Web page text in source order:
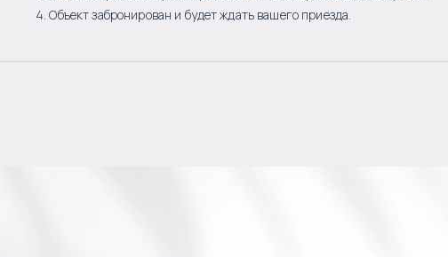
4. Объект забронирован и будет ждать вашего приезда.